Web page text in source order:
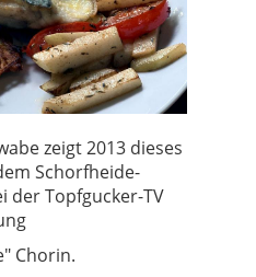
zeigt 2013 dieses
Schorfheide-
der Topfgucker-TV
Chorin.